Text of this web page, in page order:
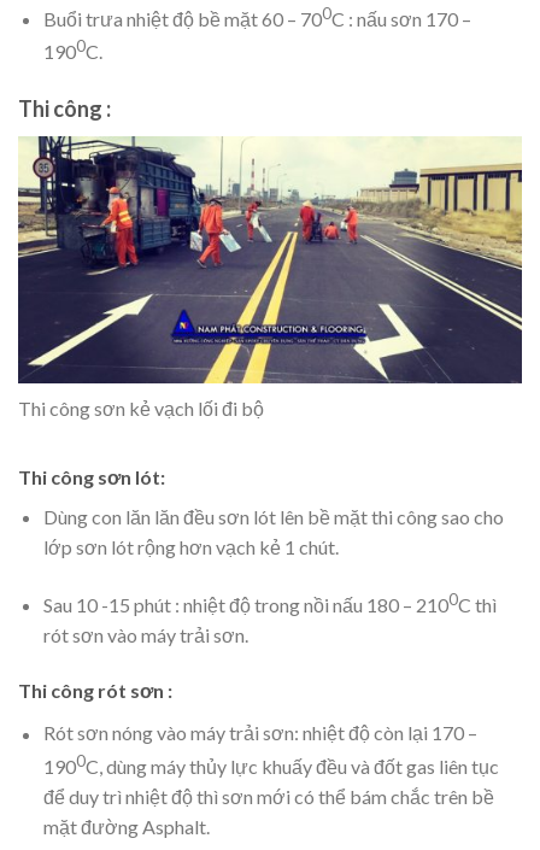
Buổi trưa nhiệt độ bề mặt 60 – 700C : nấu sơn 170 –
1900C.
Thi công :
Thi công sơn kẻ vạch lối đi bộ
Thi công sơn lót:
Dùng con lăn lăn đều sơn lót lên bề mặt thi công sao cho
lớp sơn lót rộng hơn vạch kẻ 1 chút.
Sau 10 -15 phút : nhiệt độ trong nồi nấu 180 – 2100C thì
rót sơn vào máy trải sơn.
Thi công rót sơn :
Rót sơn nóng vào máy trải sơn: nhiệt độ còn lại 170 –
1900C, dùng máy thủy lực khuấy đều và đốt gas liên tục
để duy trì nhiệt độ thì sơn mới có thể bám chắc trên bề
mặt đường Asphalt.